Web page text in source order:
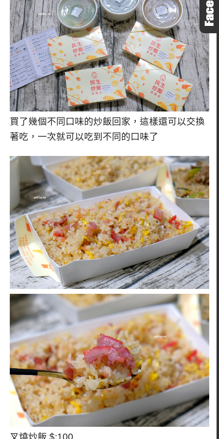
買了幾個不同口味的炒飯回家，這樣還可以交換
著吃，一次就可以吃到不同的口味了
叉燒炒飯 $:100